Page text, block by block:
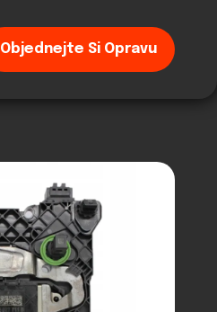
Objednejte Si Opravu